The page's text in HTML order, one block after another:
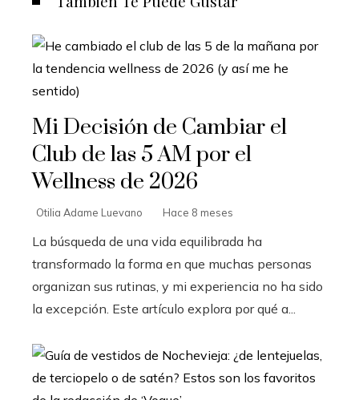
Mi Decisión de Cambiar el
Club de las 5 AM por el
Wellness de 2026
Otilia Adame Luevano Hace 8 meses
La búsqueda de una vida equilibrada ha
transformado la forma en que muchas personas
organizan sus rutinas, y mi experiencia no ha sido
la excepción. Este artículo explora por qué a...